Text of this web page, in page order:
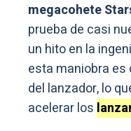
megacohete
prueba de casi
un hito en la
esta maniobra
del lanzador, lo
acelerar los